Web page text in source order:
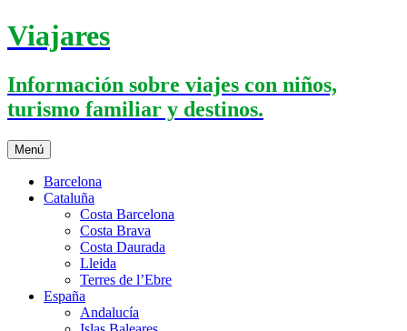
Saltar
al
Viajares
Información sobre viajes con niños,
turismo familiar y destinos.
Menú
Barcelona
Cataluña
Costa Barcelona
Costa Brava
Costa Daurada
Lleida
Terres de l’Ebre
España
Andalucía